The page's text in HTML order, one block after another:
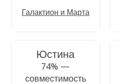
Галактион и Марта
Юстина
74% —
совместимость